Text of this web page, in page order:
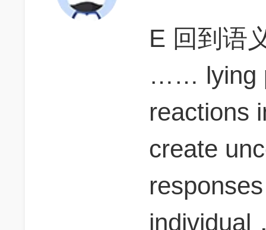
E 回到语
…… lying
reactions
create
individual